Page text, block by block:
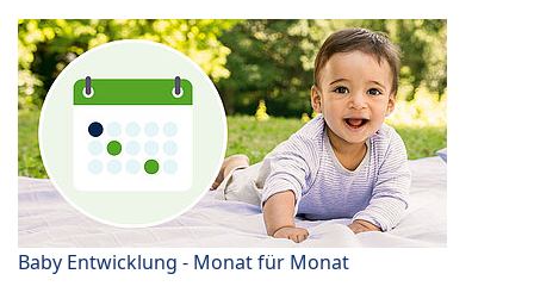
Baby Entwicklung - Monat für Monat